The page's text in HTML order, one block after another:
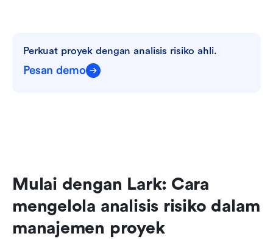
Perkuat proyek dengan analisis risiko ahli.
Pesan demo
Mulai dengan Lark: Cara
mengelola analisis risiko dalam
manajemen proyek